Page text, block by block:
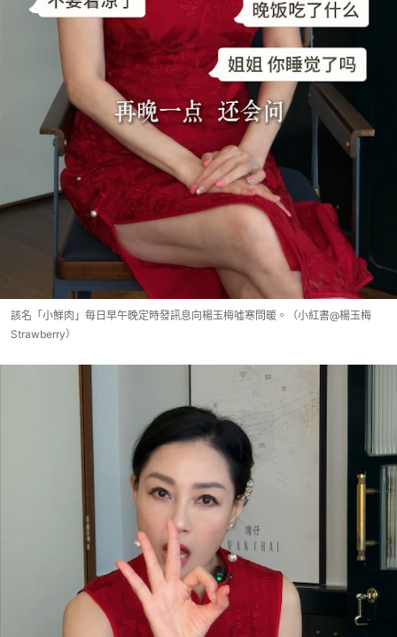
該名「小鮮肉」每日早午晚定時發訊息向楊玉梅噓寒問暖。（小紅書@楊玉梅
Strawberry）